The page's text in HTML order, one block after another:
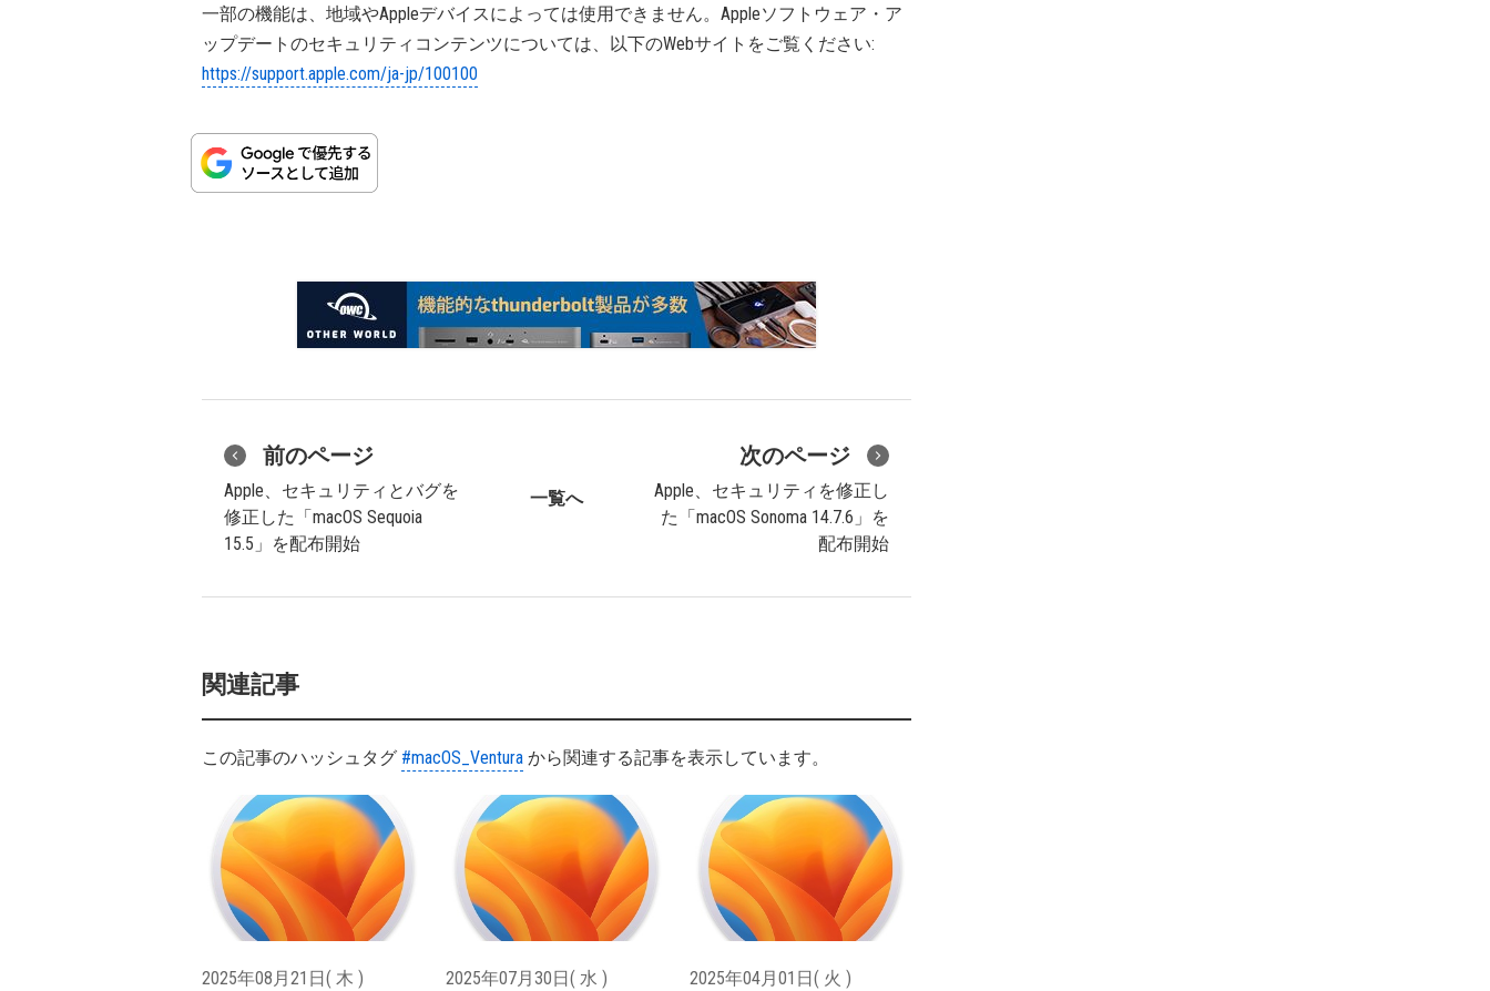
一部の機能は、地域やAppleデバイスによっては使用できません。Appleソフトウェア・ア
ップデートのセキュリティコンテンツについては、以下のWebサイトをご覧ください:
https://support.apple.com/ja-jp/100100
前のページ
Apple、セキュリティとバグを
修正した「macOS Sequoia
15.5」を配布開始
一覧へ
次のページ
Apple、セキュリティを修正し
た「macOS Sonoma 14.7.6」を
配布開始
関連記事
この記事のハッシュタグ #macOS_Ventura から関連する記事を表示しています。
2025年08月21日( 木 ) 2025年07月30日( 水 ) 2025年04月01日( 火 )